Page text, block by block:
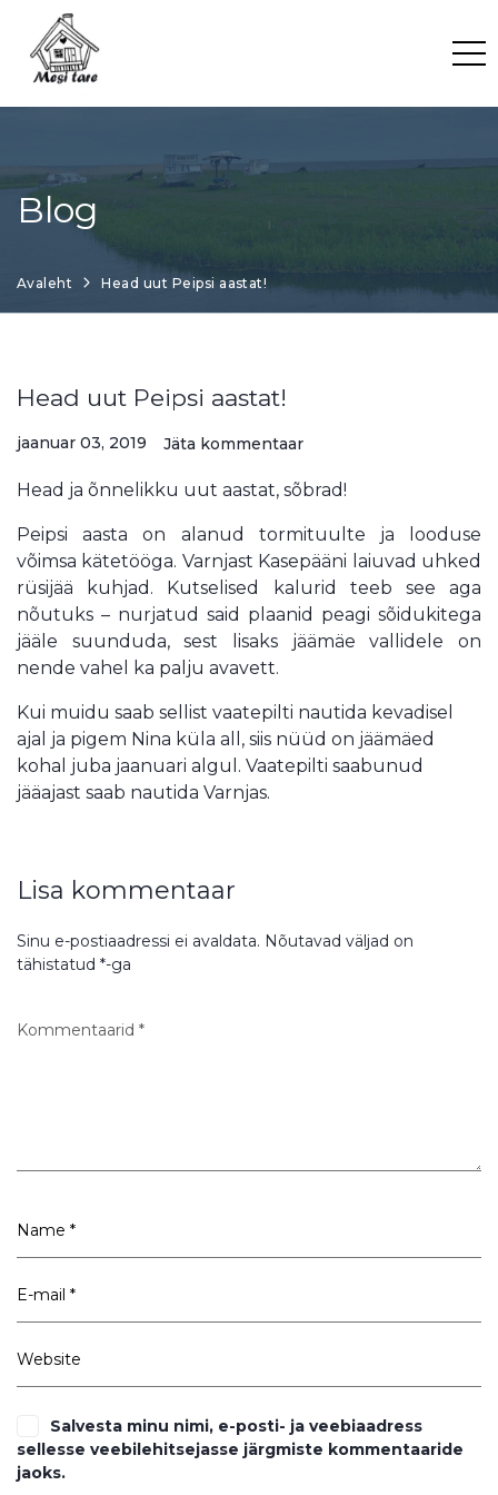
content
Blog
Avaleht Head uut Peipsi aastat!
Head uut Peipsi aastat!
jaanuar 03, 2019 Jäta kommentaar
Head ja õnnelikku uut aastat, sõbrad!
Peipsi aasta on alanud tormituulte ja looduse
võimsa kätetööga. Varnjast Kasepääni laiuvad uhked
rüsijää kuhjad. Kutselised kalurid teeb see aga
nõutuks – nurjatud said plaanid peagi sõidukitega
jääle suunduda, sest lisaks jäämäe vallidele on
nende vahel ka palju avavett.
Kui muidu saab sellist vaatepilti nautida kevadisel
ajal ja pigem Nina küla all, siis nüüd on jäämäed
kohal juba jaanuari algul. Vaatepilti saabunud
jääajast saab nautida Varnjas.
Lisa kommentaar
Sinu e-postiaadressi ei avaldata. Nõutavad väljad on
tähistatud *-ga
Salvesta minu nimi, e-posti- ja veebiaadress
sellesse veebilehitsejasse järgmiste kommentaaride
jaoks.